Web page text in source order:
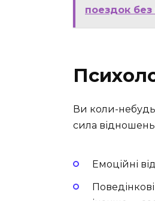
поездок
Ви коли-
сила
Емоційні